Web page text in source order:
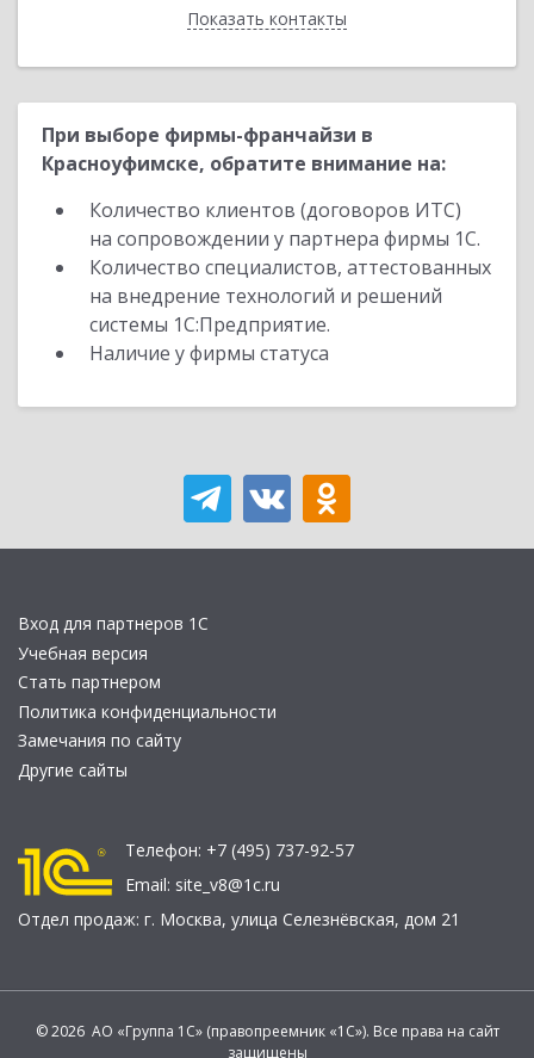
Показать контакты
Назад
При выборе фирмы-франчайзи в
Красноуфимске, обратите внимание на:
Количество клиентов (договоров ИТС)
на сопровождении у партнера фирмы 1С.
Количество специалистов, аттестованных
на внедрение технологий и решений
системы 1С:Предприятие.
Наличие у фирмы статуса
Вход для партнеров 1С
Учебная версия
Стать партнером
Политика конфиденциальности
Замечания по сайту
Другие сайты
Телефон: +7 (495) 737-92-57
Email: site_v8@1c.ru
Отдел продаж: г. Москва, улица Селезнёвская, дом 21
© 2026 АО «Группа 1С» (правопреемник «1С»). Все права на сайт
защищены